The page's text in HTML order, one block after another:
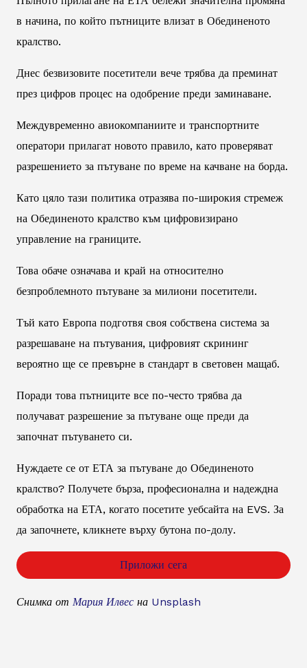
в начина, по който пътниците влизат в Обединеното
кралство.
Днес безвизовите посетители вече трябва да преминат
през цифров процес на одобрение преди заминаване.
Междувременно авиокомпаниите и транспортните
оператори прилагат новото правило, като проверяват
разрешението за пътуване по време на качване на борда.
Като цяло тази политика отразява по-широкия стремеж
на Обединеното кралство към цифровизирано
управление на границите.
Това обаче означава и край на относително
безпроблемното пътуване за милиони посетители.
Тъй като Европа подготвя своя собствена система за
разрешаване на пътувания, цифровият скрининг
вероятно ще се превърне в стандарт в световен мащаб.
Поради това пътниците все по-често трябва да
получават разрешение за пътуване още преди да
започнат пътуването си.
Нуждаете се от ЕТА за пътуване до Обединеното
кралство? Получете бърза, професионална и надеждна
обработка на ЕТА, когато посетите уебсайта на EVS. За
да започнете, кликнете върху бутона по-долу.
Приложи сега
Снимка от Мария Илвес на Unsplash